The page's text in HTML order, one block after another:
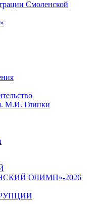
Смоленской
М.И. Глинки
ОЛИМП»-2026